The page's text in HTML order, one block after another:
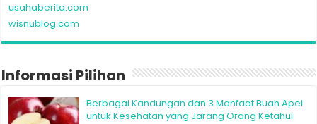
usahaberita.com
wisnublog.com
Informasi Pilihan
Berbagai Kandungan dan 3 Manfaat Buah Apel
untuk Kesehatan yang Jarang Orang Ketahui